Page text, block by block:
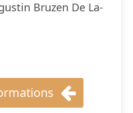
Bruzen De La-